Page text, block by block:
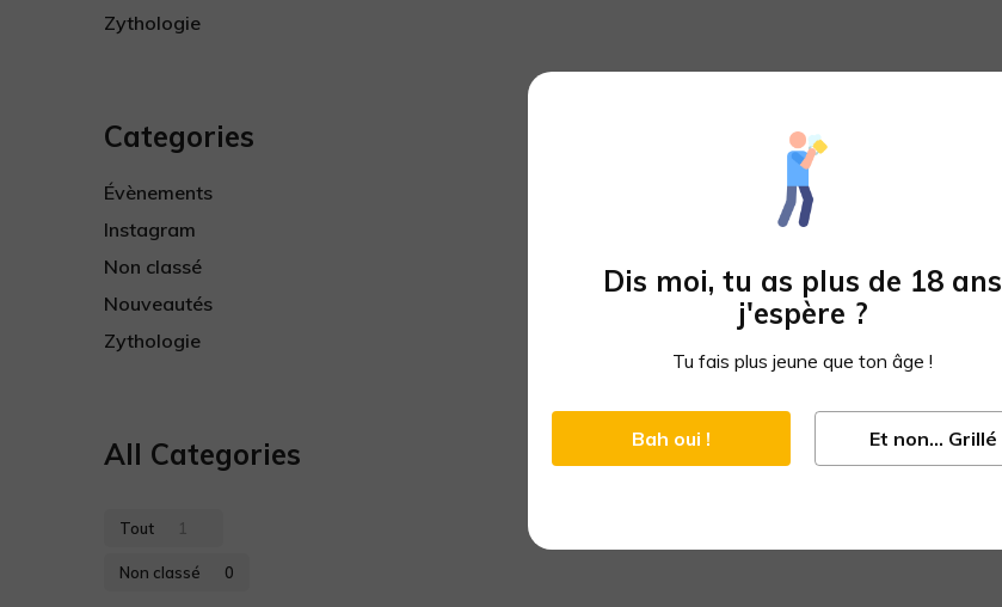
Zythologie
Categories
Évènements
Instagram
Non classé
Nouveautés
Zythologie
All Categories
Tout 1
Non classé 0
Dis moi, tu as plus de 18 ans
j'espère ?
Tu fais plus jeune que ton âge !
Bah oui ! Et non... Grillé